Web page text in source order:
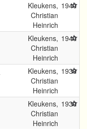
Kleukens,
Christian
Heinrich
1940
Kleukens,
Christian
Heinrich
1940
Kleukens,
Christian
Heinrich
1939
Kleukens,
Christian
Heinrich
1930